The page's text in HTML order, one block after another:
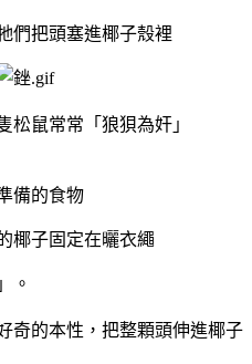
們把頭塞進椰子殼裡
松鼠常常「狼狽為奸」
備的食物
椰子固定在曬衣繩
。
奇的本性，把整顆頭伸進椰子